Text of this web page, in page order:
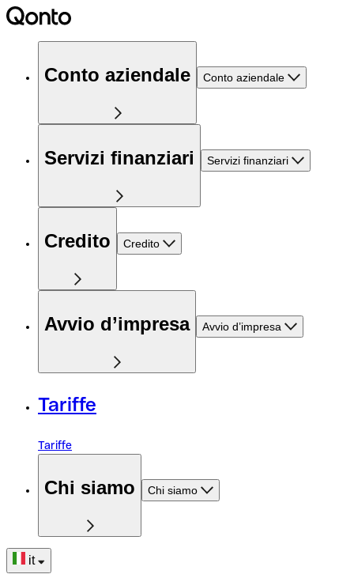
Conto aziendale Conto aziendale
Servizi finanziari Servizi finanziari
Credito Credito
Avvio d’impresa Avvio d’impresa
Tariffe
Tariffe
Chi siamo Chi siamo
it